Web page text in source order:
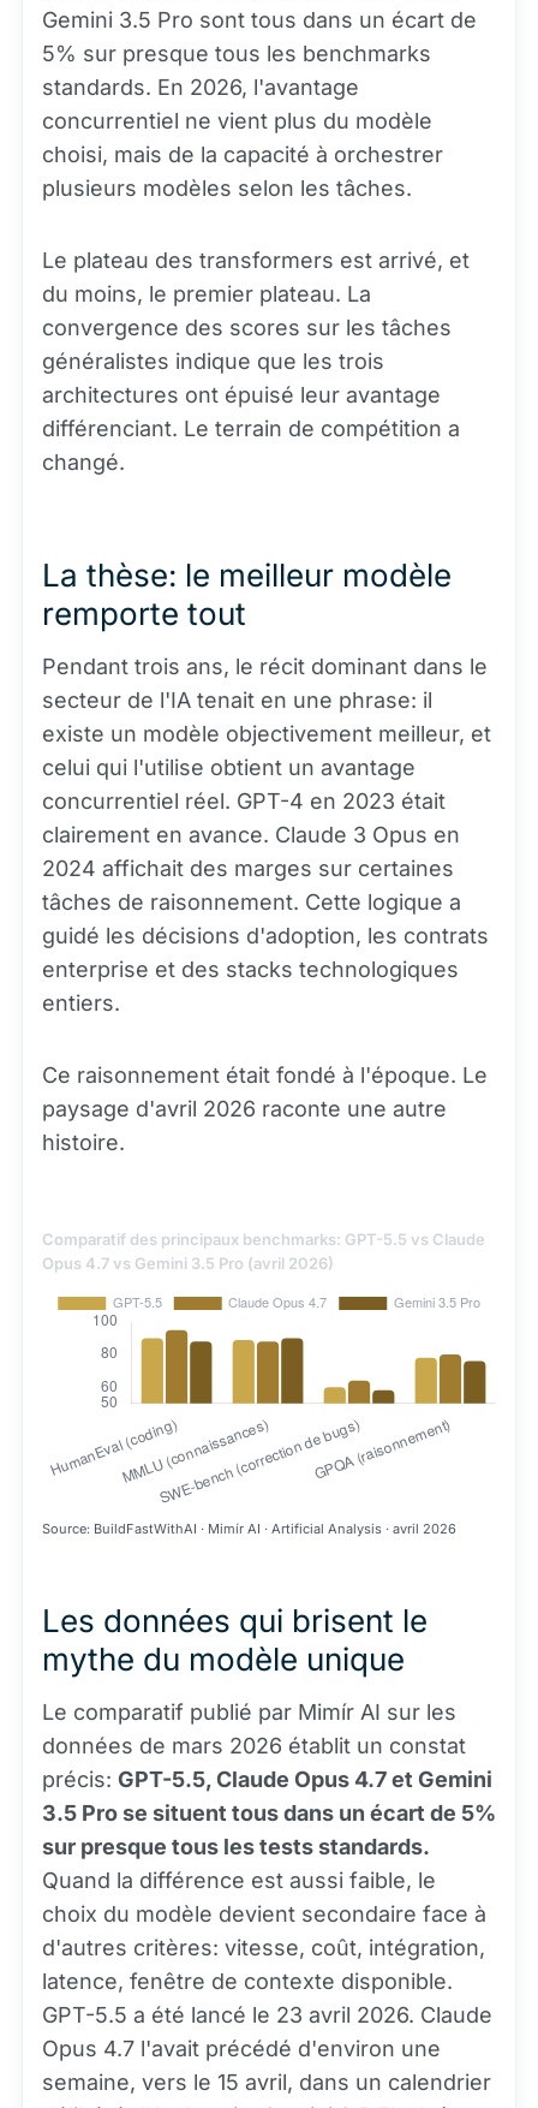
Gemini 3.5 Pro sont tous dans un écart de
5% sur presque tous les benchmarks
standards. En 2026, l'avantage
concurrentiel ne vient plus du modèle
choisi, mais de la capacité à orchestrer
plusieurs modèles selon les tâches.
Le plateau des transformers est arrivé, et
du moins, le premier plateau. La
convergence des scores sur les tâches
généralistes indique que les trois
architectures ont épuisé leur avantage
différenciant. Le terrain de compétition a
changé.
La thèse: le meilleur modèle
remporte tout
Pendant trois ans, le récit dominant dans le
secteur de l'IA tenait en une phrase: il
existe un modèle objectivement meilleur, et
celui qui l'utilise obtient un avantage
concurrentiel réel. GPT-4 en 2023 était
clairement en avance. Claude 3 Opus en
2024 affichait des marges sur certaines
tâches de raisonnement. Cette logique a
guidé les décisions d'adoption, les contrats
enterprise et des stacks technologiques
entiers.
Ce raisonnement était fondé à l'époque. Le
paysage d'avril 2026 raconte une autre
histoire.
Comparatif des principaux benchmarks: GPT-5.5 vs Claude
Opus 4.7 vs Gemini 3.5 Pro (avril 2026)
Source: BuildFastWithAI · Mimír AI · Artificial Analysis · avril 2026
Les données qui brisent le
mythe du modèle unique
Le comparatif publié par Mimír AI sur les
données de mars 2026 établit un constat
précis: GPT-5.5, Claude Opus 4.7 et Gemini
3.5 Pro se situent tous dans un écart de 5%
sur presque tous les tests standards.
Quand la différence est aussi faible, le
choix du modèle devient secondaire face à
d'autres critères: vitesse, coût, intégration,
latence, fenêtre de contexte disponible.
GPT-5.5 a été lancé le 23 avril 2026. Claude
Opus 4.7 l'avait précédé d'environ une
semaine, vers le 15 avril, dans un calendrier